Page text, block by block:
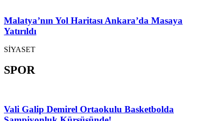
Malatya’nın Yol Haritası Ankara’da Masaya
Yatırıldı
SİYASET
SPOR
Vali Galip Demirel Ortaokulu Basketbolda